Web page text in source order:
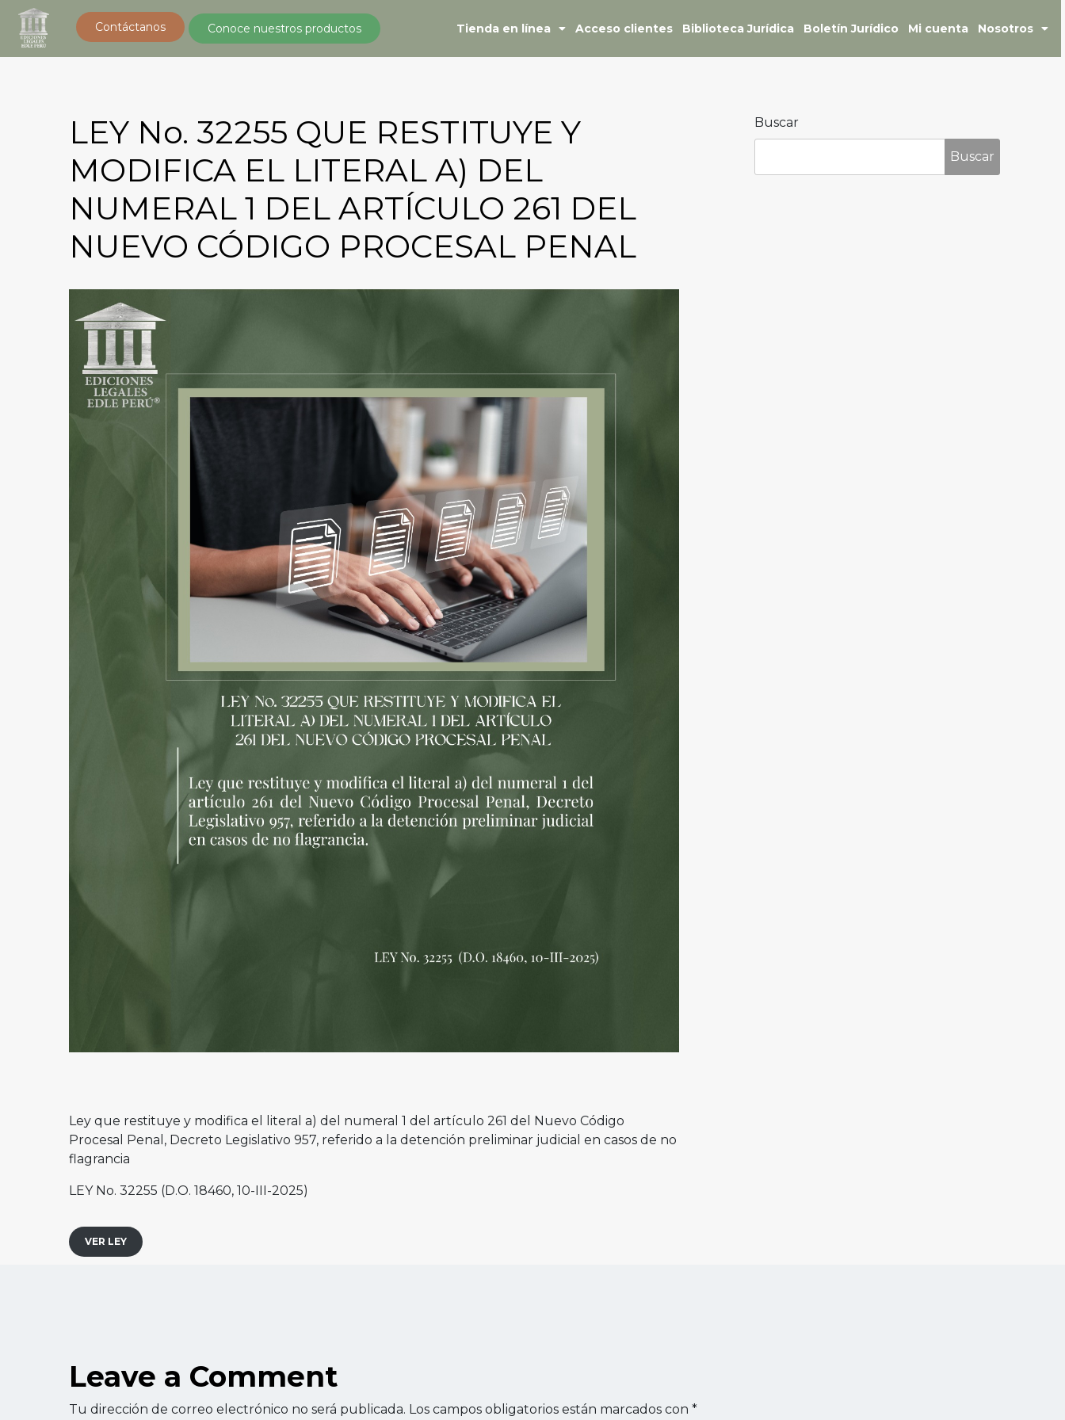
Contáctanos Conoce nuestros productos Tienda en línea Acceso clientes Biblioteca Jurídica Boletín Jurídico Mi cuenta Nosotros
Buscar
Buscar
LEY No. 32255 QUE RESTITUYE Y
MODIFICA EL LITERAL A) DEL
NUMERAL 1 DEL ARTÍCULO 261 DEL
NUEVO CÓDIGO PROCESAL PENAL
Ley que restituye y modifica el literal a) del numeral 1 del artículo 261 del Nuevo Código
Procesal Penal, Decreto Legislativo 957, referido a la detención preliminar judicial en casos de no
flagrancia
LEY No. 32255 (D.O. 18460, 10-III-2025)
VER LEY
Leave a Comment
Tu dirección de correo electrónico no será publicada. Los campos obligatorios están marcados con *